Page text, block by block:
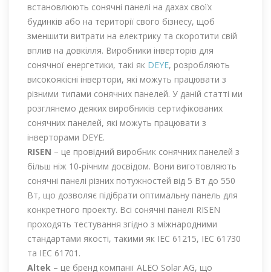
встановлюють сонячні панелі на дахах своїх
будинків або на території свого бізнесу, щоб
зменшити витрати на електрику та скоротити свій
вплив на довкілля. Виробники інверторів для
сонячної енергетики, такі як DEYE, розробляють
високоякісні інвертори, які можуть працювати з
різними типами сонячних панелей. У даній статті ми
розглянемо деяких виробників сертифікованих
сонячних панелей, які можуть працювати з
інверторами DEYE.
RISEN – це провідний виробник сонячних панелей з
більш ніж 10-річним досвідом. Вони виготовляють
сонячні панелі різних потужностей від 5 Вт до 550
Вт, що дозволяє підібрати оптимальну панель для
конкретного проекту. Всі сонячні панелі RISEN
проходять тестування згідно з міжнародними
стандартами якості, такими як IEC 61215, IEC 61730
та IEC 61701.
Altek – це бренд компанії ALEO Solar AG, що